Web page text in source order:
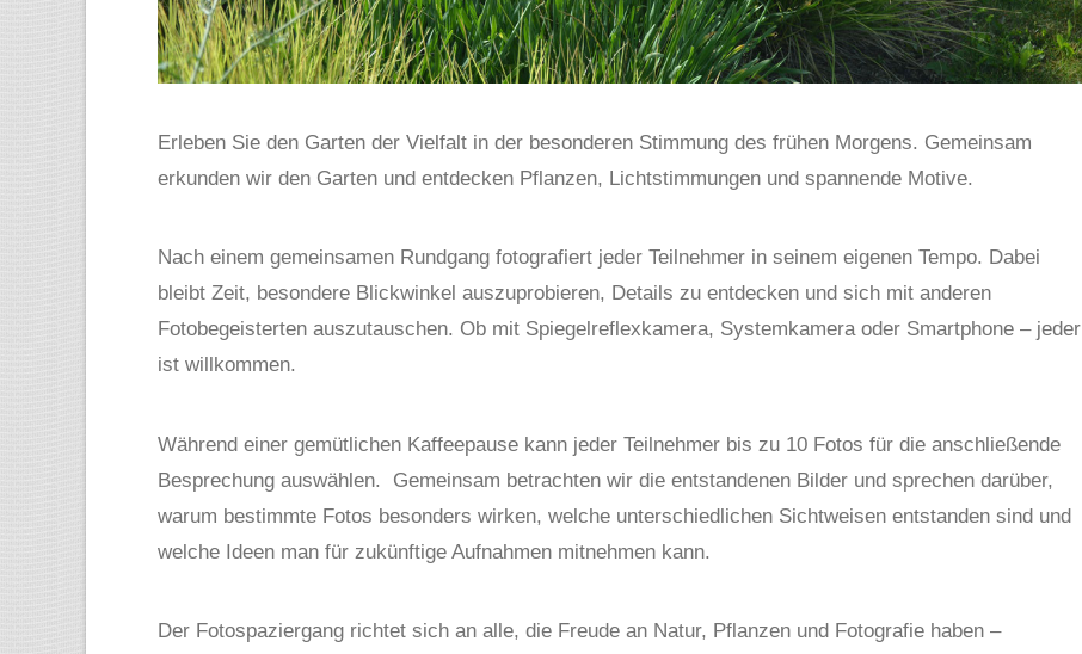
Erleben Sie den Garten der Vielfalt in der besonderen Stimmung des frühen Morgens. Gemeinsam
erkunden wir den Garten und entdecken Pflanzen, Lichtstimmungen und spannende Motive.
Nach einem gemeinsamen Rundgang fotografiert jeder Teilnehmer in seinem eigenen Tempo. Dabei
bleibt Zeit, besondere Blickwinkel auszuprobieren, Details zu entdecken und sich mit anderen
Fotobegeisterten auszutauschen. Ob mit Spiegelreflexkamera, Systemkamera oder Smartphone – jeder
ist willkommen.
Während einer gemütlichen Kaffeepause kann jeder Teilnehmer bis zu 10 Fotos für die anschließende
Besprechung auswählen. Gemeinsam betrachten wir die entstandenen Bilder und sprechen darüber,
warum bestimmte Fotos besonders wirken, welche unterschiedlichen Sichtweisen entstanden sind und
welche Ideen man für zukünftige Aufnahmen mitnehmen kann.
Der Fotospaziergang richtet sich an alle, die Freude an Natur, Pflanzen und Fotografie haben –